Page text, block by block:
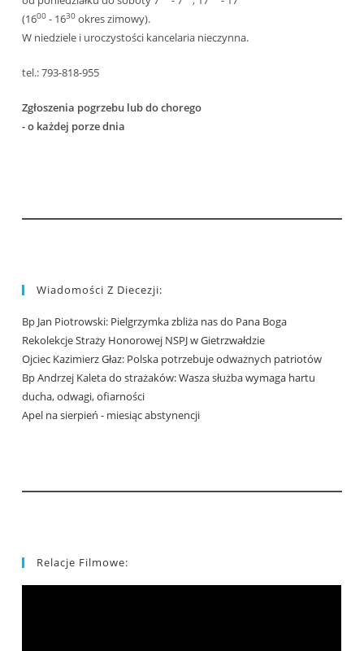
(1600 - 1630 okres zimowy).
W niedziele i uroczystości kancelaria nieczynna.
tel.: 793-818-955
Zgłoszenia pogrzebu lub do chorego
- o każdej porze dnia
Wiadomości Z Diecezji:
Bp Jan Piotrowski: Pielgrzymka zbliża nas do Pana Boga
Rekolekcje Straży Honorowej NSPJ w Gietrzwałdzie
Ojciec Kazimierz Głaz: Polska potrzebuje odważnych patriotów
Bp Andrzej Kaleta do strażaków: Wasza służba wymaga hartu
ducha, odwagi, ofiarności
Apel na sierpień - miesiąc abstynencji
Relacje Filmowe: